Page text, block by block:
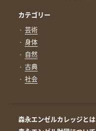
カテゴリー
芸術
身体
自然
古典
社会
森永エンゼルカレッジとは